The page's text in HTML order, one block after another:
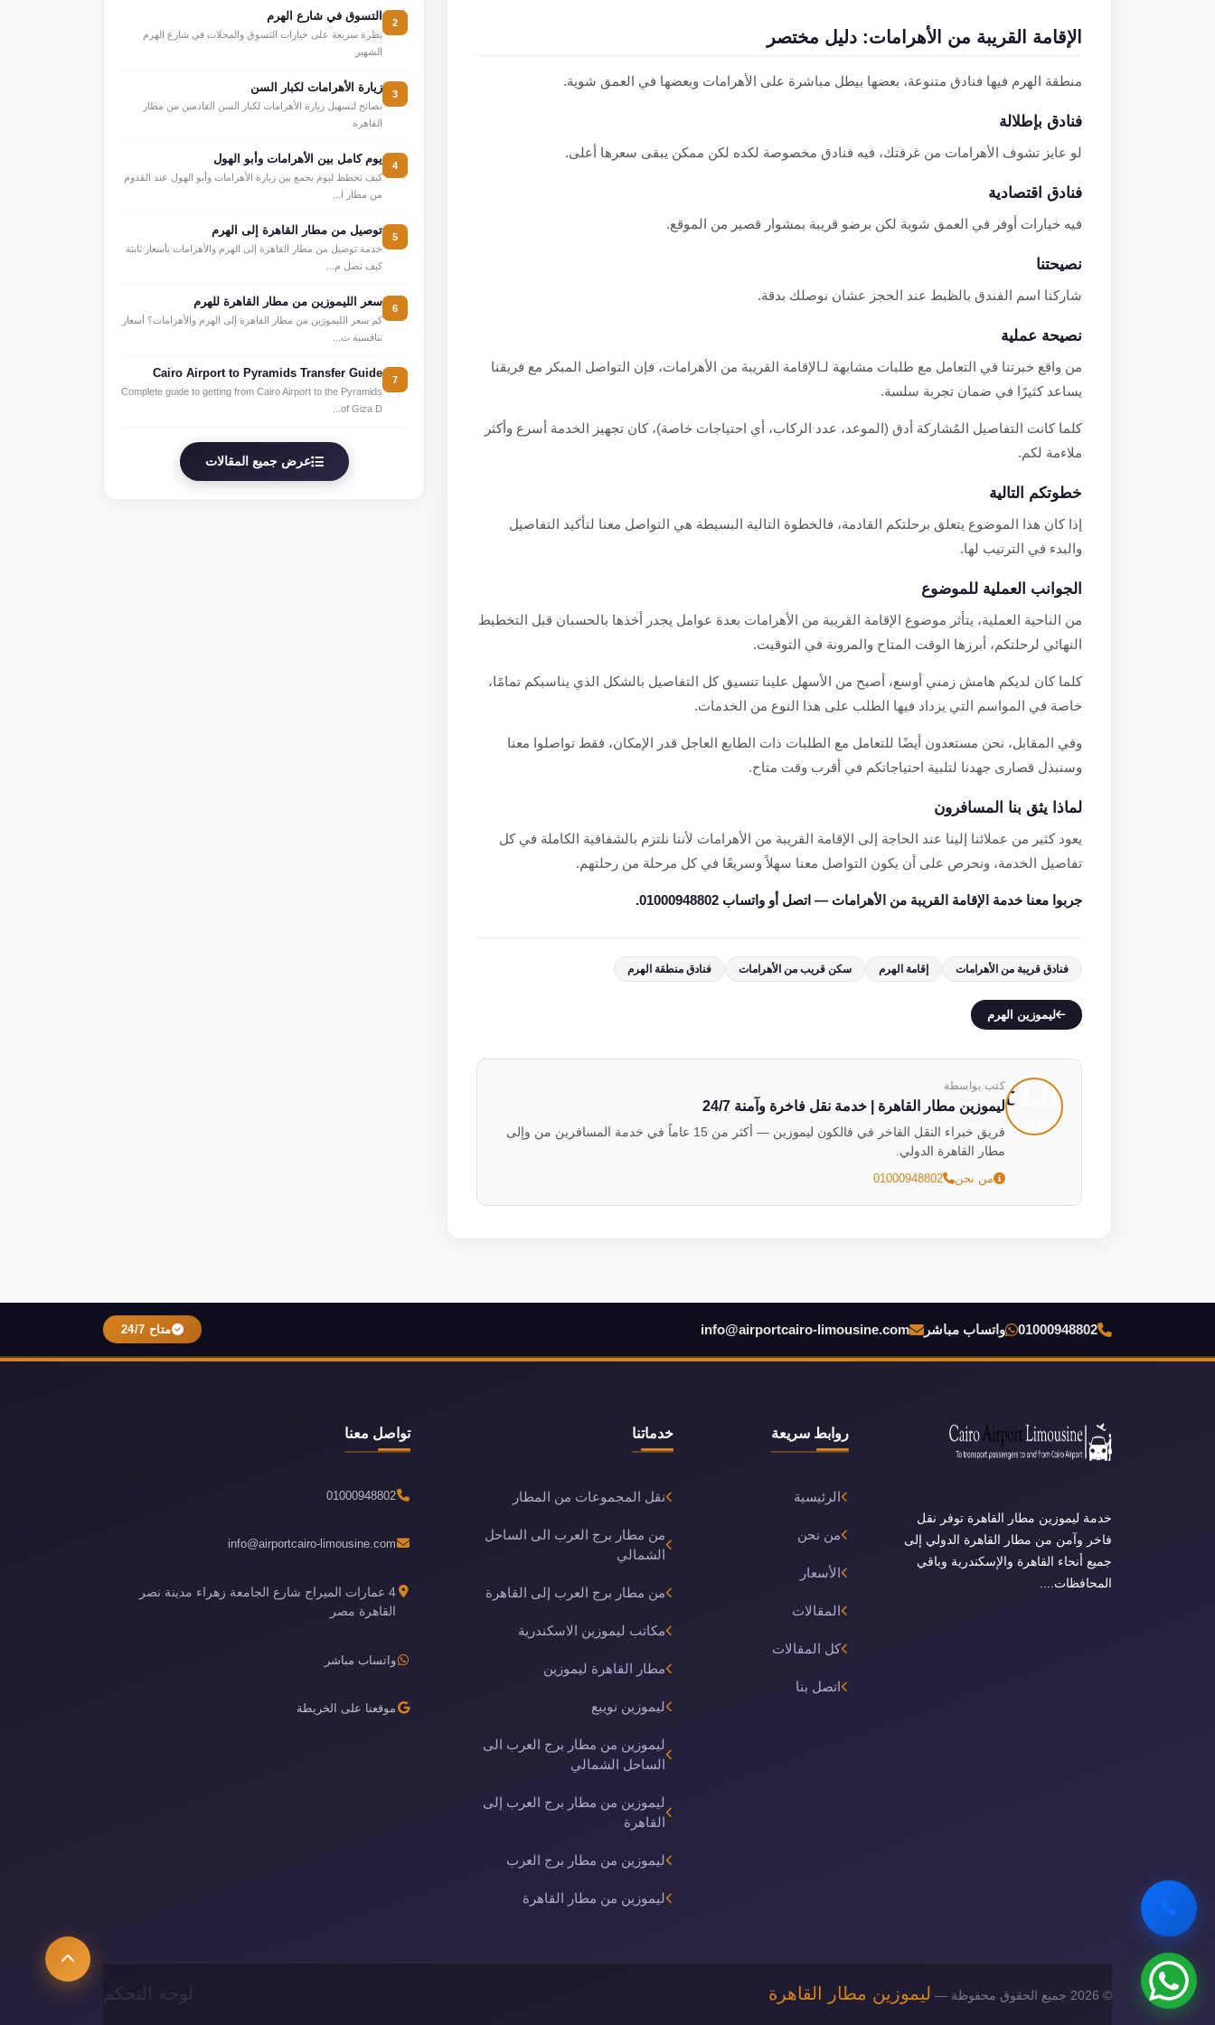
الإقامة القريبة من الأهرامات: دليل مختصر
منطقة الهرم فيها فنادق متنوعة، بعضها بيطل مباشرة على الأهرامات وبعضها في العمق شوية.
فنادق بإطلالة
لو عايز تشوف الأهرامات من غرفتك، فيه فنادق مخصوصة لكده لكن ممكن يبقى سعرها أعلى.
فنادق اقتصادية
فيه خيارات أوفر في العمق شوية لكن برضو قريبة بمشوار قصير من الموقع.
نصيحتنا
شاركنا اسم الفندق بالظبط عند الحجز عشان نوصلك بدقة.
نصيحة عملية
من واقع خبرتنا في التعامل مع طلبات مشابهة لـالإقامة القريبة من الأهرامات، فإن التواصل المبكر مع فريقنا
يساعد كثيرًا في ضمان تجربة سلسة.
كلما كانت التفاصيل المُشاركة أدق (الموعد، عدد الركاب، أي احتياجات خاصة)، كان تجهيز الخدمة أسرع وأكثر
ملاءمة لكم.
خطوتكم التالية
إذا كان هذا الموضوع يتعلق برحلتكم القادمة، فالخطوة التالية البسيطة هي التواصل معنا لتأكيد التفاصيل
والبدء في الترتيب لها.
الجوانب العملية للموضوع
من الناحية العملية، يتأثر موضوع الإقامة القريبة من الأهرامات بعدة عوامل يجدر أخذها بالحسبان قبل التخطيط
النهائي لرحلتكم، أبرزها الوقت المتاح والمرونة في التوقيت.
كلما كان لديكم هامش زمني أوسع، أصبح من الأسهل علينا تنسيق كل التفاصيل بالشكل الذي يناسبكم تمامًا،
خاصة في المواسم التي يزداد فيها الطلب على هذا النوع من الخدمات.
وفي المقابل، نحن مستعدون أيضًا للتعامل مع الطلبات ذات الطابع العاجل قدر الإمكان، فقط تواصلوا معنا
وسنبذل قصارى جهدنا لتلبية احتياجاتكم في أقرب وقت متاح.
لماذا يثق بنا المسافرون
يعود كثير من عملائنا إلينا عند الحاجة إلى الإقامة القريبة من الأهرامات لأننا نلتزم بالشفافية الكاملة في كل
تفاصيل الخدمة، ونحرص على أن يكون التواصل معنا سهلاً وسريعًا في كل مرحلة من رحلتهم.
جربوا معنا خدمة الإقامة القريبة من الأهرامات — اتصل أو واتساب 01000948802.
فنادق قريبة من الأهرامات إقامة الهرم سكن قريب من الأهرامات فنادق منطقة الهرم
ليموزين الهرم
كتب بواسطة
ليموزين مطار القاهرة | خدمة نقل فاخرة وآمنة 24/7
فريق خبراء النقل الفاخر في فالكون ليموزين — أكثر من 15 عاماً في خدمة المسافرين من وإلى
مطار القاهرة الدولي.
من نحن
01000948802
2 التسوق في شارع الهرم
نظرة سريعة على خيارات التسوق والمحلات في شارع الهرم
الشهير
3 زيارة الأهرامات لكبار السن
نصائح لتسهيل زيارة الأهرامات لكبار السن القادمين من مطار
القاهرة
4 يوم كامل بين الأهرامات وأبو الهول
كيف تخطط ليوم يجمع بين زيارة الأهرامات وأبو الهول عند القدوم
من مطار ا...
5 توصيل من مطار القاهرة إلى الهرم
خدمة توصيل من مطار القاهرة إلى الهرم والأهرامات بأسعار ثابتة
كيف تصل م...
6 سعر الليموزين من مطار القاهرة للهرم
كم سعر الليموزين من مطار القاهرة إلى الهرم والأهرامات؟ أسعار
تنافسية ث...
7
Cairo Airport to Pyramids Transfer Guide
Complete guide to getting from Cairo Airport to the Pyramids
of Giza D...
عرض جميع المقالات
01000948802 واتساب مباشر info@airportcairo-limousine.com متاح 24/7
خدمة ليموزين مطار القاهرة توفر نقل
فاخر وآمن من مطار القاهرة الدولي إلى
جميع أنحاء القاهرة والإسكندرية وباقي
المحافظات....
روابط سريعة
الرئيسية
من نحن
الأسعار
المقالات
كل المقالات
اتصل بنا
خدماتنا
نقل المجموعات من المطار
من مطار برج العرب الى الساحل
الشمالي
من مطار برج العرب إلى القاهرة
مكاتب ليموزين الاسكندرية
مطار القاهرة ليموزين
ليموزين نويبع
ليموزين من مطار برج العرب الى
الساحل الشمالي
ليموزين من مطار برج العرب إلى
القاهرة
ليموزين من مطار برج العرب
ليموزين من مطار القاهرة
تواصل معنا
01000948802
info@airportcairo-limousine.com
4 عمارات الميراج شارع الجامعة زهراء مدينة نصر
القاهرة مصر
واتساب مباشر
موقعنا على الخريطة
© 2026 جميع الحقوق محفوظة — ليموزين مطار القاهرة لوحة التحكم